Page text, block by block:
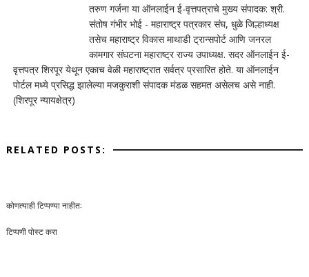
तरुण गर्जना या ऑनलाईन ई-वृत्तपत्राचे मुख्य संपादक: श्री.
संतोष गंभीर भोई - महाराष्ट्र पत्रकार संघ, धुळे जिल्हाध्यक्ष
तसेच महाराष्ट्र विकास माथाडी ट्रान्सपोर्ट आणि जनरल
कामगार संघटना महाराष्ट्र राज्य उपाध्यक्ष. सदर ऑनलाईन ई-
वृत्तपत्र शिरपूर येथून एकाच वेळी महाराष्ट्रात सर्वत्र प्रसारित होते. या ऑनलाईन
पोर्टल मध्ये प्रसिद्ध झालेल्या मजकुराशी संपादक मंडळ सहमत असेलच असे नाही.
(शिरपूर न्यायक्षेत्र)
RELATED POSTS:
कोणत्याही टिप्पण्‍या नाहीत:
टिप्पणी पोस्ट करा